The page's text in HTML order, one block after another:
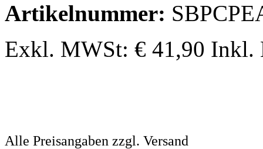
Artikelnummer:
Exkl. MWSt: € 41,90 Inkl.
Alle Preisangaben zzgl. Versand